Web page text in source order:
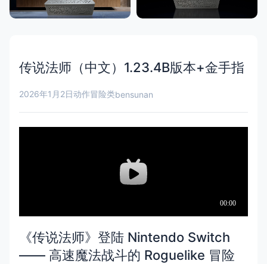
传说法师（中文）1.23.4B版本+金手指
2026年1月2日动作冒险类bensunan
《传说法师》登陆 Nintendo Switch
—— 高速魔法战斗的 Roguelike 冒险